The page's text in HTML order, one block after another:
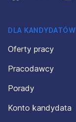
DLA KANDYDATÓW
Oferty pracy
Pracodawcy
Porady
Konto kandydata